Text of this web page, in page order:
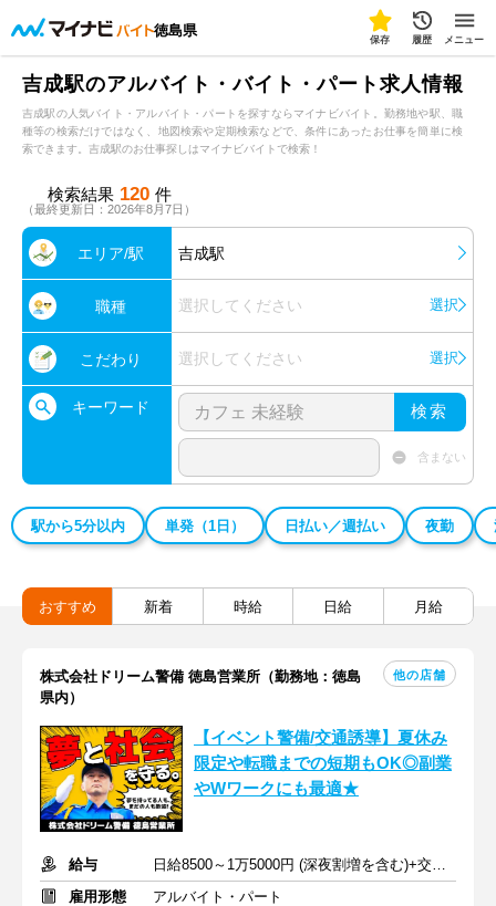
徳島県
保存 履歴 メニュー
吉成駅のアルバイト・バイト・パート求人情報
吉成駅の人気バイト・アルバイト・パートを探すならマイナビバイト。勤務地や駅、職
種等の検索だけではなく、地図検索や定期検索などで、条件にあったお仕事を簡単に検
索できます。吉成駅のお仕事探しはマイナビバイトで検索！
検索結果 120 件
（最終更新日：2026年8月7日）
エリア/駅 吉成駅
職種 選択してください 選択
こだわり 選択してください 選択
キーワード 検索
含まない
駅から5分以内 単発（1日） 日払い／週払い 夜勤
おすすめ 新着 時給 日給 月給
株式会社ドリーム警備 徳島営業所（勤務地：徳島
県内）
他の店舗
【イベント警備/交通誘導】夏休み
限定や転職までの短期もOK◎副業
やWワークにも最適★
給与
日給8500～1万5000円 (深夜割増を含む)+交通費
雇用形態
アルバイト・パート